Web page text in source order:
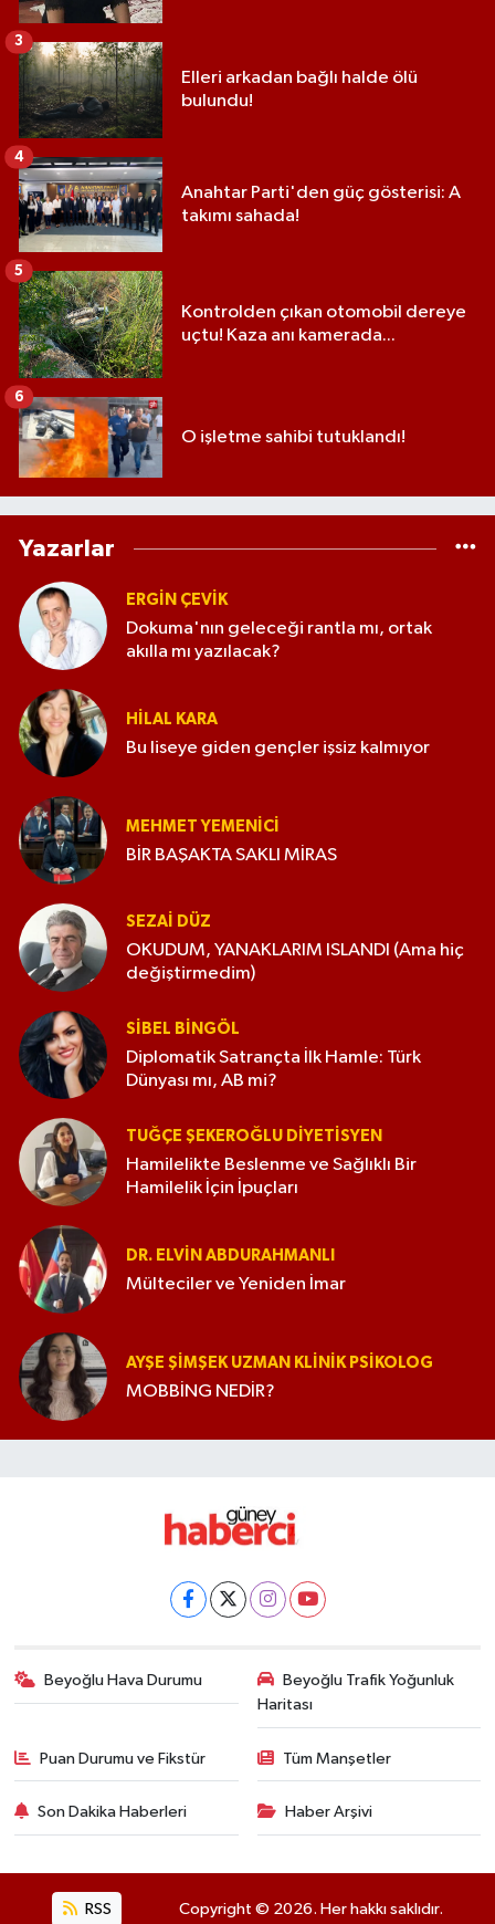
Elleri arkadan bağlı halde ölü
bulundu!
3
Anahtar Parti'den güç gösterisi: A
takımı sahada!
4
Kontrolden çıkan otomobil dereye
uçtu! Kaza anı kamerada...
5
O işletme sahibi tutuklandı!
6
Yazarlar
ERGIN ÇEVİK
Dokuma'nın geleceği rantla mı, ortak
akılla mı yazılacak?
HILAL KARA
Bu liseye giden gençler işsiz kalmıyor
MEHMET YEMENICI
BİR BAŞAKTA SAKLI MİRAS
SEZAI DÜZ
OKUDUM, YANAKLARIM ISLANDI (Ama hiç
değiştirmedim)
SIBEL BINGÖL
Diplomatik Satrançta İlk Hamle: Türk
Dünyası mı, AB mi?
TUĞÇE ŞEKEROĞLU DIYETISYEN
Hamilelikte Beslenme ve Sağlıklı Bir
Hamilelik İçin İpuçları
DR. ELVIN ABDURAHMANLI
Mülteciler ve Yeniden İmar
AYŞE ŞIMŞEK UZMAN KLINIK PSIKOLOG
MOBBİNG NEDİR?
Beyoğlu Hava Durumu
Beyoğlu Trafik Yoğunluk
Haritası
Puan Durumu ve Fikstür Tüm Manşetler
Son Dakika Haberleri Haber Arşivi
RSS Copyright © 2026. Her hakkı saklıdır.